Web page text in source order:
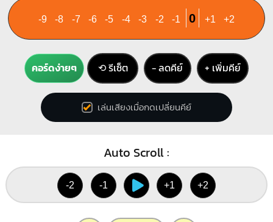
-9 -8 -7 -6 -5 -4 -3 -2 -1 0 +1 +2
คอร์ดง่ายๆ ⟲ รีเซ็ต − ลดคีย์ + เพิ่มคีย์
เล่นเสียงเมื่อกดเปลี่ยนคีย์
Auto Scroll :
-2 -1 +1 +2